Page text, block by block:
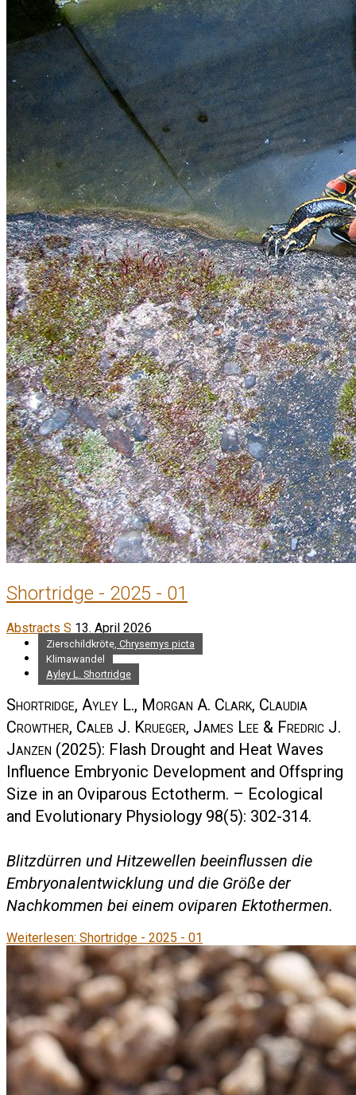
Shortridge - 2025 - 01
Abstracts S 13. April 2026
Zierschildkröte, Chrysemys picta
Klimawandel
Ayley L. Shortridge
Shortridge, Ayley L., Morgan A. Clark, Claudia
Crowther, Caleb J. Krueger, James Lee & Fredric J.
Janzen (2025): Flash Drought and Heat Waves
Influence Embryonic Development and Offspring
Size in an Oviparous Ectotherm. – Ecological
and Evolutionary Physiology 98(5): 302-314.
Blitzdürren und Hitzewellen beeinflussen die
Embryonalentwicklung und die Größe der
Nachkommen bei einem oviparen Ektothermen.
Weiterlesen: Shortridge - 2025 - 01